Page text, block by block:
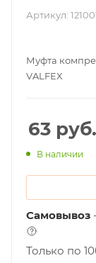
Артикул:
Муфта
VALFEX
63 руб.
В наличии
Самовывоз
Только по